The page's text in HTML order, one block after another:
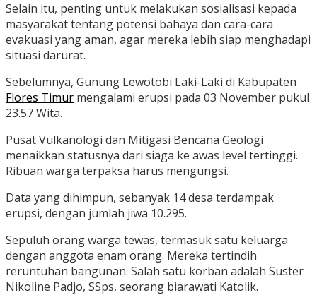
Selain itu, penting untuk melakukan sosialisasi kepada
masyarakat tentang potensi bahaya dan cara-cara
evakuasi yang aman, agar mereka lebih siap menghadapi
situasi darurat.
Sebelumnya, Gunung Lewotobi Laki-Laki di Kabupaten
Flores Timur mengalami erupsi pada 03 November pukul
23.57 Wita.
Pusat Vulkanologi dan Mitigasi Bencana Geologi
menaikkan statusnya dari siaga ke awas level tertinggi.
Ribuan warga terpaksa harus mengungsi.
Data yang dihimpun, sebanyak 14 desa terdampak
erupsi, dengan jumlah jiwa 10.295.
Sepuluh orang warga tewas, termasuk satu keluarga
dengan anggota enam orang. Mereka tertindih
reruntuhan bangunan. Salah satu korban adalah Suster
Nikoline Padjo, SSps, seorang biarawati Katolik.